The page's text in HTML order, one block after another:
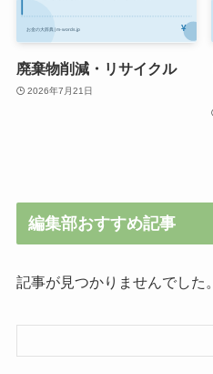
廃棄物削減・リサイクル
2026年7月21日
編集部おすすめ記事
記事が見つかりませんでした。